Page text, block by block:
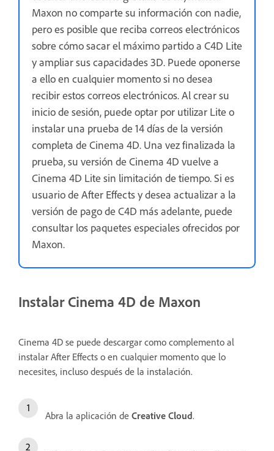
Maxon no comparte su información con nadie,
pero es posible que reciba correos electrónicos
sobre cómo sacar el máximo partido a C4D Lite
y ampliar sus capacidades 3D. Puede oponerse
a ello en cualquier momento si no desea
recibir estos correos electrónicos. Al crear su
inicio de sesión, puede optar por utilizar Lite o
instalar una prueba de 14 días de la versión
completa de Cinema 4D. Una vez finalizada la
prueba, su versión de Cinema 4D vuelve a
Cinema 4D Lite sin limitación de tiempo. Si es
usuario de After Effects y desea actualizar a la
versión de pago de C4D más adelante, puede
consultar los paquetes especiales ofrecidos por
Maxon.
Instalar Cinema 4D de Maxon
Cinema 4D se puede descargar como complemento al
instalar After Effects o en cualquier momento que lo
necesites, incluso después de la instalación.
Abra la aplicación de Creative Cloud.